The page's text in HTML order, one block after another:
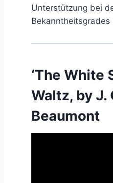
Unterstützung bei
‘The White
Waltz, by J.
Beaumont